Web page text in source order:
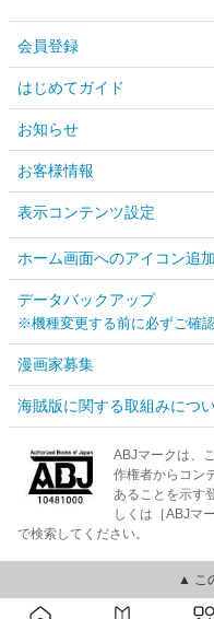
会員登録
はじめてガイド
お知らせ
お客様情報
表示コンテンツ設定
ホーム画面へのアイコン追
データバックアップ
※機種変更する前に必ずご確認
漫画家募集
海賊版に関する取組みにつ
ABJマークは、
作権者からコン
あることを示す
しくは［ABJマ
で検索してください。
▲ こ